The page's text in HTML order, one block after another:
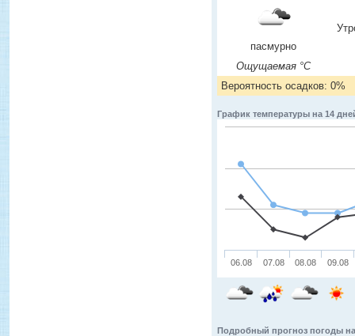
пасмурно
Ощущаемая °C
Вероятность осадков: 0%
График температуры на 14
06.08 07.08 08.08 09.08
Подробный прогноз погоды